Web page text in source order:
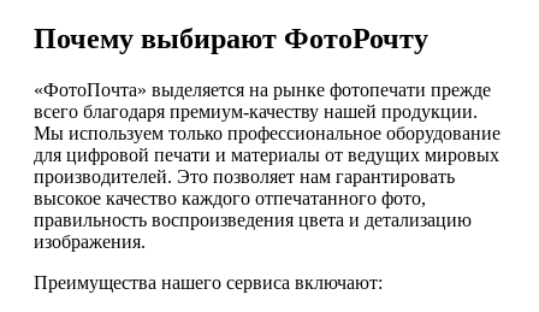
Почему выбирают ФотоРочту
«ФотоПочта» выделяется на рынке фотопечати прежде
всего благодаря премиум-качеству нашей продукции.
Мы используем только профессиональное оборудование
для цифровой печати и материалы от ведущих мировых
производителей. Это позволяет нам гарантировать
высокое качество каждого отпечатанного фото,
правильность воспроизведения цвета и детализацию
изображения.
Преимущества нашего сервиса включают: